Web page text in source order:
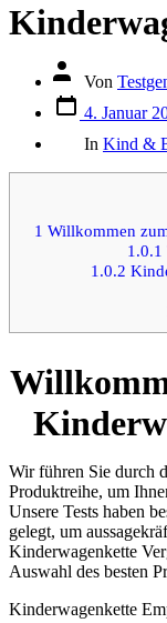
Autor
Beitrags
Von
Datum
des
Beitrags
4. Januar
In Kind &
1 Willkommen
1.0.1
1.0.2
Wir führen Sie durch
Produktreihe, um
Unsere Tests haben
gelegt, um
Kinderwagenkette
Auswahl des besten
Kinderwagenkette